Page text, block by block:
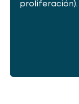
proliferación).